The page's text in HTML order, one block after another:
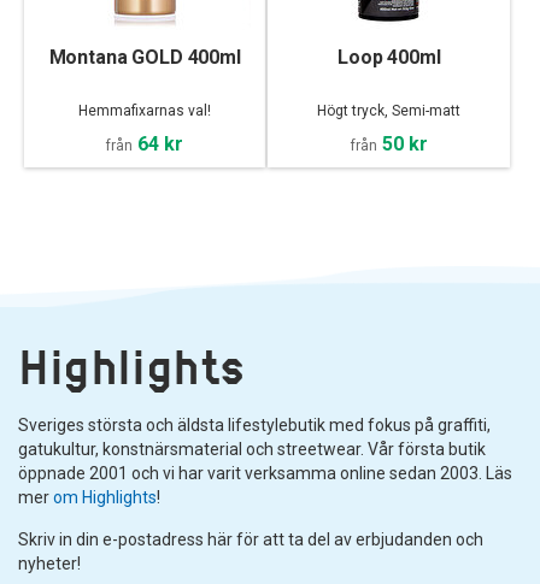
Montana GOLD 400ml
Hemmafixarnas val!
från 64 kr
Loop 400ml
Högt tryck, Semi-matt
från 50 kr
Highlights
Sveriges största och äldsta lifestylebutik med fokus på graffiti,
gatukultur, konstnärsmaterial och streetwear. Vår första butik
öppnade 2001 och vi har varit verksamma online sedan 2003. Läs
merom Highlights!
Skriv in din e-postadress här för att ta del av erbjudanden och
nyheter!